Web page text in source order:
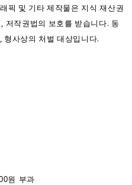
픽 및 기타 제작물은 지식 재산권
저작권법의 보호를 받습니다. 동
사상의 처벌 대상입니다.
원 부과